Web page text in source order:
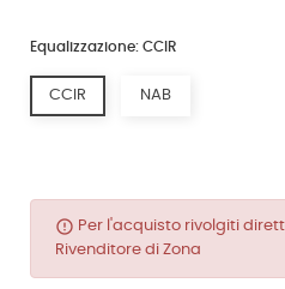
Equalizzazione: CCIR
CCIR NAB
error_outline Per l'acquisto rivolgiti
Rivenditore di Zona